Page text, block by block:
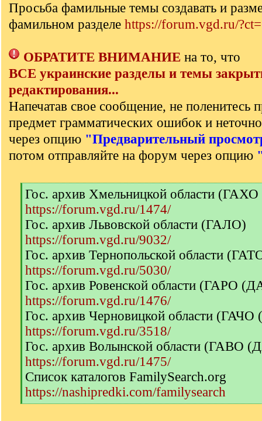
Просьба фамильные темы создавать и
фамильном разделе https://forum.vgd.ru/
ОБРАТИТЕ ВНИМАНИЕ на то, что
ВСЕ украинские разделы и темы
редактирования...
Напечатав свое сообщение, не поленитесь
предмет грамматических ошибок и
через опцию "Предварительный
потом отправляйте на форум через опцию
[
q
]
Гос. архив Хмельницкой области
https://forum.vgd.ru/1474/
Гос. архив Львовской области (ГАЛО)
https://forum.vgd.ru/9032/
Гос. архив Тернопольской области
https://forum.vgd.ru/5030/
Гос. архив Ровенской области (ГАРО
https://forum.vgd.ru/1476/
Гос. архив Черновицкой области
https://forum.vgd.ru/3518/
Гос. архив Волынской области (ГАВО
https://forum.vgd.ru/1475/
Список каталогов FamilySearch.org
https://nashipredki.com/familysearch
[